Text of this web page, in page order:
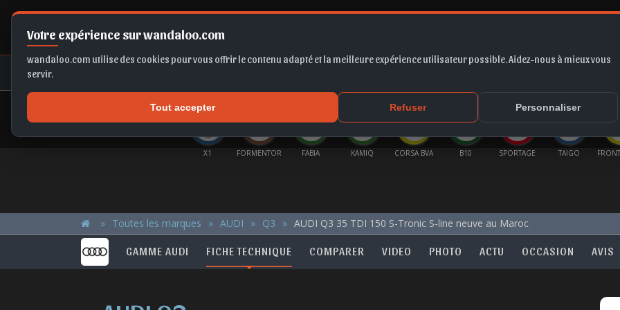
Votre expérience sur wandaloo.com
wandaloo.com utilise des cookies pour vous offrir le contenu adapté et la meilleure expérience utilisateur possible. Aidez-nous à mieux vous
servir.
Tout accepter Refuser Personnaliser
X1 FORMENTOR FABIA KAMIQ CORSA BVA B10 SPORTAGE TAIGO
Toutes les marques AUDI Q3 AUDI Q3 35 TDI 150 S-Tronic S-line neuve au Maroc
GAMME AUDI FICHE TECHNIQUE COMPARER VIDEO PHOTO ACTU OCCASION AVIS